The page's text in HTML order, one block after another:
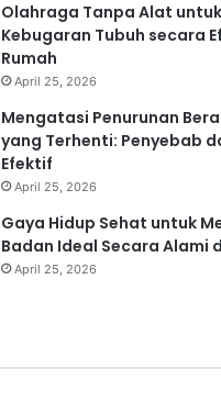
Olahraga Tanpa Alat
Kebugaran Tubuh secara
Rumah
April 25, 2026
Mengatasi Penurunan
yang Terhenti: Penyebab
Efektif
April 25, 2026
Gaya Hidup Sehat untuk
Badan Ideal Secara Alami
April 25, 2026